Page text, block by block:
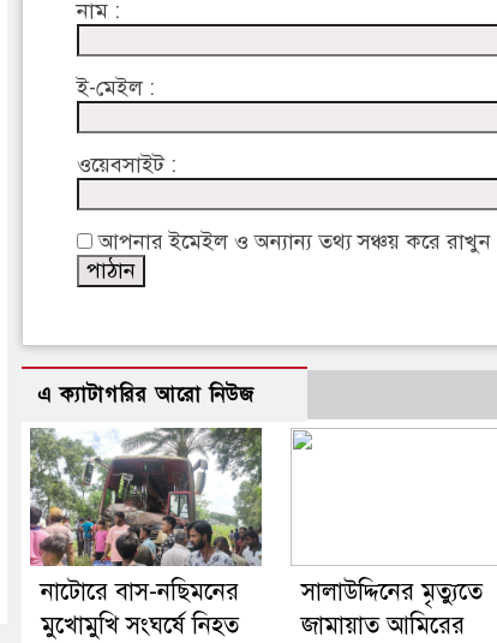
নাম :
ই-মেইল :
ওয়েবসাইট :
আপনার ইমেইল ও অন্যান্য তথ্য সঞ্চয় করে রাখুন
এ ক্যাটাগরির আরো নিউজ
নাটোরে বাস-নছিমনের
মুখোমুখি সংঘর্ষে নিহত
সালাউদ্দিনের মৃত্যুতে
জামায়াত আমিরের